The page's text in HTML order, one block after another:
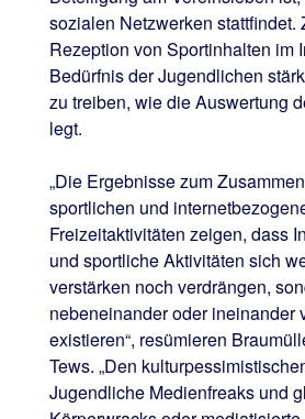
sozialen Netzwerken stattfindet.
Rezeption von Sportinhalten im
Bedürfnis der Jugendlichen
zu treiben, wie die Auswertung
legt.
„Die Ergebnisse zum
sportlichen und
Freizeitaktivitäten zeigen, dass
und sportliche Aktivitäten sich
verstärken noch verdrängen,
nebeneinander oder ineinander
existieren“, resümieren
Tews. „Den
Jugendliche Medienfreaks und